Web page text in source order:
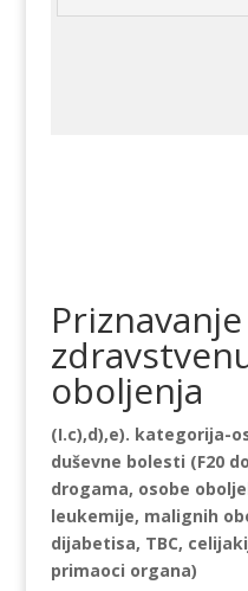
oboljenja
(I.c),d),e). kategorija-
duševne bolesti (F20
drogama, osobe
leukemije, malignih
dijabetisa, TBC,
primaoci organa)